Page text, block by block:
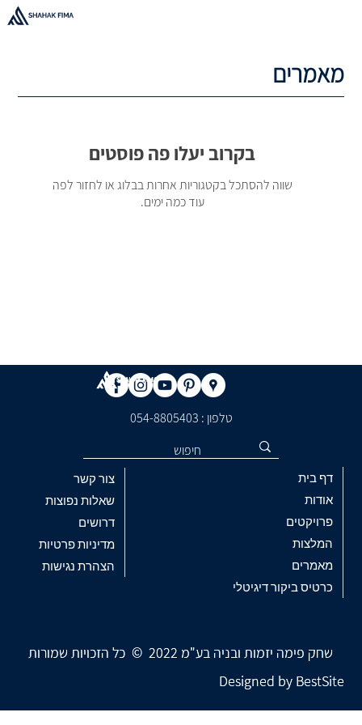
בקרוב יעלו פה פוסטים
שווה להסתכל בקטגוריות אחרות בבלוג או לחזור לפה
עוד כמה ימים.
מאמרים
Designed by BestSite
Designed by BestSite
שחק פימה יזמות ובניה בע"מ 2022 © כל הזכויות שמורות
שחק פימה יזמות ובניה בע"מ 2022 © כל הזכויות שמורות
צור קשר
שאלות נפוצות
דרושים
מדיניות פרטיות
הצהרת נגישות
דף בית
אודות
פרויקטים
המלצות
מאמרים
כרטיס ביקור דיגיטלי
טלפון : ​054-8805403